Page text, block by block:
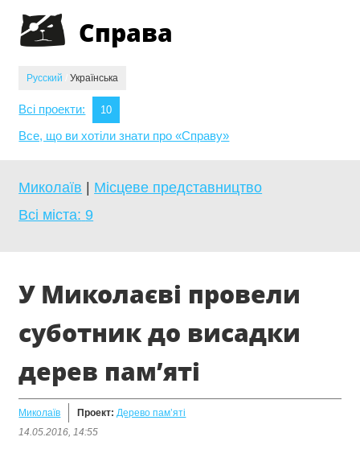
Справа
Русский Українська
Всі проекти: 10
Все, що ви хотіли знати про «Справу»
Миколаїв
Місцеве представництво
Всі міста: 9
У Миколаєві провели
суботник до висадки
дерев пам’яті
Миколаїв Проект:Дерево пам’яті
14.05.2016, 14:55